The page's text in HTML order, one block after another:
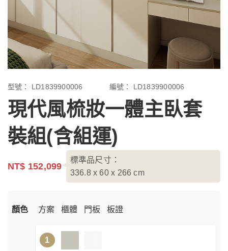
型號： LD1839900006 編號： LD1839900006
現代風梳妝一體主臥套
裝組(含組運)
NT$ 152,099
標準品尺寸：
336.8 x 60 x 266cm
顏色 方案 櫃體 門板 板證
1